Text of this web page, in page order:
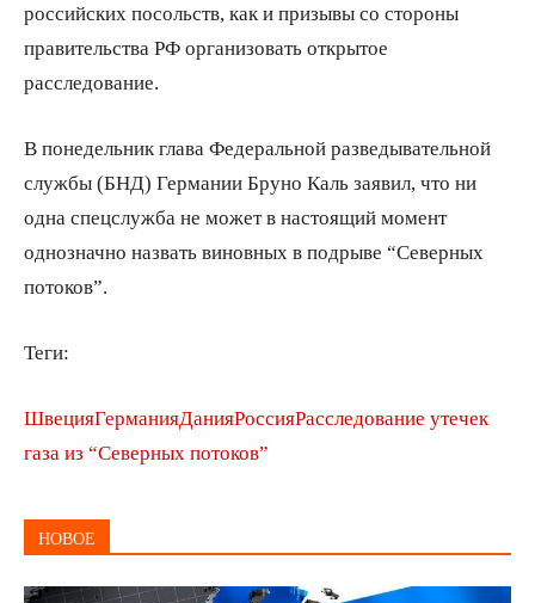
российских посольств, как и призывы со стороны
правительства РФ организовать открытое
расследование.
В понедельник глава Федеральной разведывательной
службы (БНД) Германии Бруно Каль заявил, что ни
одна спецслужба не может в настоящий момент
однозначно назвать виновных в подрыве “Северных
потоков”.
Теги:
ШвецияГерманияДанияРоссияРасследование утечек
газа из “Северных потоков”
НОВОЕ